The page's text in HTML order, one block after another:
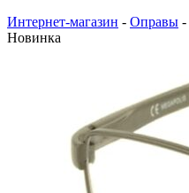
Интернет-магазин - Оправы -
Новинка